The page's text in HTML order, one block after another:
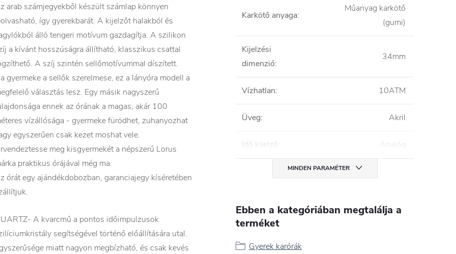
arab számjegyekből készült számlap könnyen
így gyerekbarát. A kijelzőt halakból és
álló tengeri motívum gazdagítja. A szilikon
a kívánt hosszúságra állítható, klasszikus csattal
A szíj szintén sellőmotívummal díszített.
gyermeke a sellők szerelmese, ez a lányóra modell a
választás lesz. Egy másik nagyszerű
ennek az órának a magas, akár 100
vízállósága - gyermeke fürödhet, zuhanyozhat
egyszerűen csak kezet moshat vele.
meg kisgyermekét a népszerű Lorus
praktikus órájával még ma.
órát egy ajándékdobozban, garanciajegy kíséretében
A kvarcmű a pontos időimpulzusok
segítségével történő előállítására utal.
miatt nagyon megbízható, és csak kevés
Karkötő anyaga:
Műanyag karkötő
(gumi)
Kijelzési
dimenzió:
34mm
Vízhatlan: 10ATM
Üveg: Akril
Idő kijelző: Analóg
MINDEN PARAMÉTER
Ebben a kategóriában megtalálja a
terméket
Gyerek karórák